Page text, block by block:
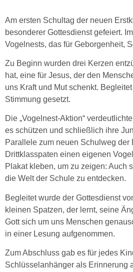
Am ersten Schultag der neuen
besonderer Gottesdienst gefeiert.
Vogelnests, das für Geborgenheit,
Zu Beginn wurden drei Kerzen
hat, eine für Jesus, der den
uns Kraft und Mut schenkt.
Stimmung gesetzt.
Die „Vogelnest-Aktion“
es schützen und schließlich ihre
Parallele zum neuen Schulweg
Drittklasspaten einen eigenen
Plakat kleben, um zu zeigen: Auch
die Welt der Schule zu entdecken.
Begleitet wurde der Gottesdienst
kleinen Spatzen, der lernt, seine
Gott sich um uns Menschen
in einer Lesung aufgenommen.
Zum Abschluss gab es für jedes
Schlüsselanhänger als Erinnerung